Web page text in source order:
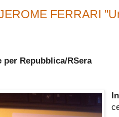
FERRARI
per Repubblica/RSera